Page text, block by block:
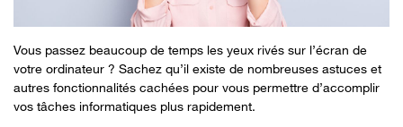
Vous passez beaucoup de temps les yeux rivés sur l’écran de
votre ordinateur ? Sachez qu’il existe de nombreuses astuces et
autres fonctionnalités cachées pour vous permettre d’accomplir
vos tâches informatiques plus rapidement.